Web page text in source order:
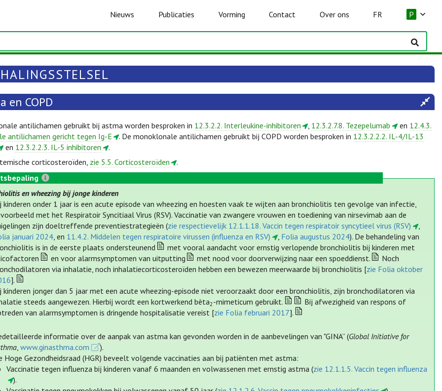
Nieuws Publicaties Vorming Contact Over ons FR P
en COPD
antilichamen gebruikt bij astma worden besproken in 12.3.2.2. Interleukine-inhibitoren , 12.3.2.7.8. Tezepelumab en 12.4.3.
antilichamen gericht tegen Ig-E
. De monoklonale antilichamen gebruikt bij COPD worden besproken in 12.3.2.2.2. IL-4/IL-13
en 12.3.2.2.3. IL-5 inhibitoren
.
corticosteroïden, zie 5.5. Corticosteroïden
.
en wheezing bij jonge kinderen
kinderen onder 1 jaar is een acute episode van wheezing en hoesten vaak te wijten aan bronchiolitis ten gevolge van infectie,
met het Respiratoir Syncitiaal Virus (RSV). Vaccinatie van zwangere vrouwen en toediening van nirsevimab aan de
zijn doeltreffende preventiestrategieën (zie respectievelijk 12.1.1.18. Vaccin tegen respiratoir syncytieel virus (RSV)
,
januari 2024, en 11.4.2. Middelen tegen respiratoire virussen (influenza en RSV) , Folia augustus 2024). De behandeling van
is in de eerste plaats ondersteunend
met vooral aandacht voor ernstig verlopende bronchiolitis bij kinderen met
en voor alarmsymptomen van uitputting met nood voor doorverwijzing naar een spoeddienst.
Noch
via inhalatie, noch inhalatiecorticosteroïden hebben een bewezen meerwaarde bij bronchiolitis [zie Folia oktober
].
kinderen jonger dan 5 jaar met een acute wheezing-episode niet veroorzaakt door een bronchiolitis, zijn bronchodilatoren via
steeds aangewezen. Hierbij wordt een kortwerkend bèta2-mimeticum gebruikt.
Bij afwezigheid van respons of
van alarmsymptomen is dringende hospitalisatie vereist [zie Folia februari 2017].
informatie over de aanpak van astma kan gevonden worden in de aanbevelingen van "GINA” (Global Initiative for
,www.ginasthma.com
).
Hoge Gezondheidsraad (HGR) beveelt volgende vaccinaties aan bij patiënten met astma:
Vaccinatie tegen influenza bij kinderen vanaf 6 maanden en volwassenen met ernstig astma (zie 12.1.1.5. Vaccin tegen influenza
).